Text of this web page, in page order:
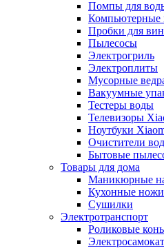
Помпы для
Компьютерные
Пробки для
Пылесосы
Электрогриль
Электроплиты
Мусорные
Вакуумные
Тестеры воды
Телевизоры
Ноутбуки
Очистители
Бытовые
Товары для дома
Маникюрные
Кухонные ножи
Сушилки
Электротранспорт
Роликовые